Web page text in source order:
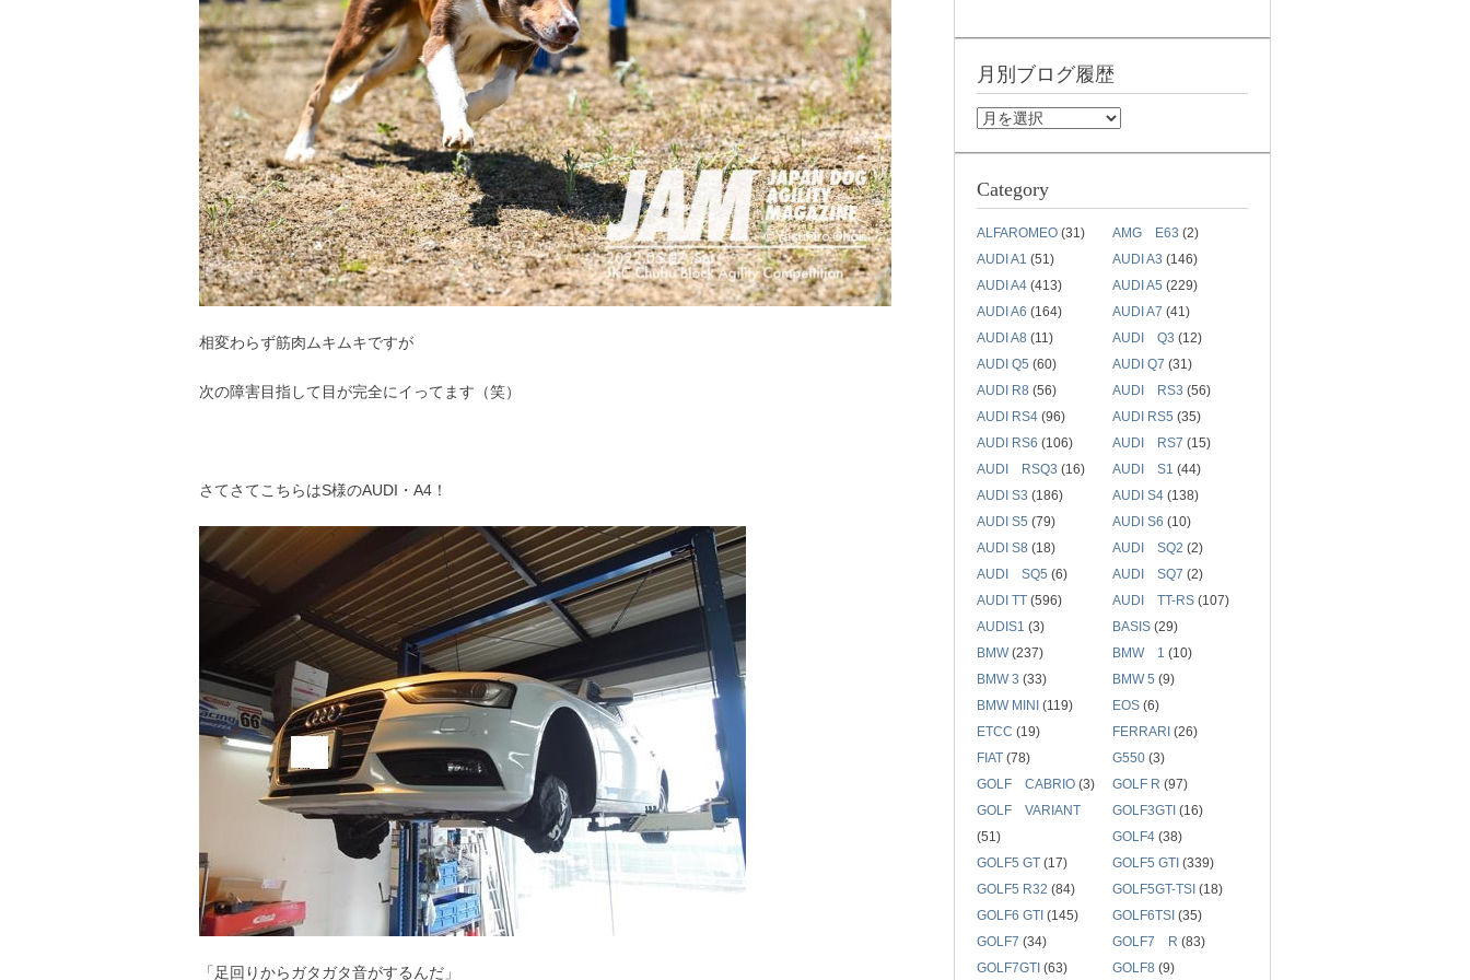
相変わらず筋肉ムキムキですが
次の障害目指して目が完全にイってます（笑）
さてさてこちらはS様のAUDI・A4！
「足回りからガタガタ音がするんだ」
月別ブログ履歴
Category
ALFAROMEO (31) AMG E63 (2)
AUDI A1 (51) AUDI A3 (146)
AUDI A4 (413) AUDI A5 (229)
AUDI A6 (164) AUDI A7 (41)
AUDI A8 (11) AUDI Q3 (12)
AUDI Q5 (60) AUDI Q7 (31)
AUDI R8 (56) AUDI RS3 (56)
AUDI RS4 (96) AUDI RS5 (35)
AUDI RS6 (106) AUDI RS7 (15)
AUDI RSQ3 (16) AUDI S1 (44)
AUDI S3 (186) AUDI S4(138)
AUDI S5 (79) AUDI S6 (10)
AUDI S8 (18) AUDI SQ2 (2)
AUDI SQ5 (6) AUDI SQ7 (2)
AUDI TT (596) AUDI TT-RS(107)
AUDIS1 (3) BASIS(29)
BMW(237) BMW 1 (10)
BMW 3 (33) BMW 5 (9)
BMW MINI (119) EOS(6)
ETCC (19) FERRARI (26)
FIAT (78) G550(3)
GOLF CABRIO (3) GOLF R (97)
GOLF VARIANT
(51)
GOLF3GTI (16)
GOLF4(38)
GOLF5 GT (17) GOLF5 GTI (339)
GOLF5 R32 (84) GOLF5GT-TSI (18)
GOLF6 GTI (145) GOLF6TSI (35)
GOLF7 (34) GOLF7 R (83)
GOLF7GTI (63) GOLF8 (9)